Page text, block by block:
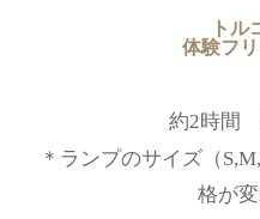
トル
体験フ
約2時間
＊ランプのサイズ（
格が